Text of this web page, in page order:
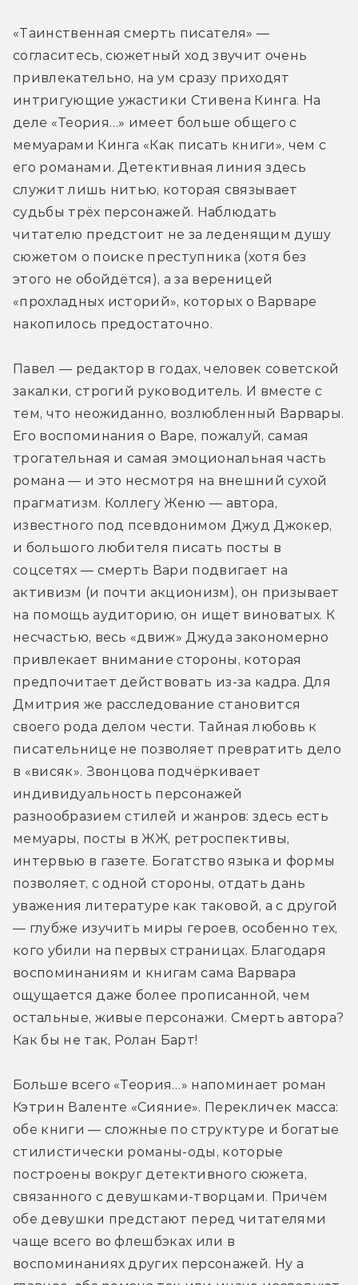
«Таинственная смерть писателя» —
согласитесь, сюжетный ход звучит очень
привлекательно, на ум сразу приходят
интригующие ужастики Стивена Кинга. На
деле «Теория…» имеет больше общего с
мемуарами Кинга «Как писать книги», чем с
его романами. Детективная линия здесь
служит лишь нитью, которая связывает
судьбы трёх персонажей. Наблюдать
читателю предстоит не за леденящим душу
сюжетом о поиске преступника (хотя без
этого не обойдётся), а за вереницей
«прохладных историй», которых о Варваре
накопилось предостаточно.
Павел — редактор в годах, человек советской
закалки, строгий руководитель. И вместе с
тем, что неожиданно, возлюбленный Варвары.
Его воспоминания о Варе, пожалуй, самая
трогательная и самая эмоциональная часть
романа — и это несмотря на внешний сухой
прагматизм. Коллегу Женю — автора,
известного под псевдонимом Джуд Джокер,
и большого любителя писать посты в
соцсетях — смерть Вари подвигает на
активизм (и почти акционизм), он призывает
на помощь аудиторию, он ищет виноватых. К
несчастью, весь «движ» Джуда закономерно
привлекает внимание стороны, которая
предпочитает действовать из-за кадра. Для
Дмитрия же расследование становится
своего рода делом чести. Тайная любовь к
писательнице не позволяет превратить дело
в «висяк». Звонцова подчёркивает
индивидуальность персонажей
разнообразием стилей и жанров: здесь есть
мемуары, посты в ЖЖ, ретроспективы,
интервью в газете. Богатство языка и формы
позволяет, с одной стороны, отдать дань
уважения литературе как таковой, а с другой
— глубже изучить миры героев, особенно тех,
кого убили на первых страницах. Благодаря
воспоминаниям и книгам сама Варвара
ощущается даже более прописанной, чем
остальные, живые персонажи. Смерть автора?
Как бы не так, Ролан Барт!
Больше всего «Теория…» напоминает роман
Кэтрин Валенте «Сияние». Перекличек масса:
обе книги — сложные по структуре и богатые
стилистически романы-оды, которые
построены вокруг детективного сюжета,
связанного с девушками-творцами. Причём
обе девушки предстают перед читателями
чаще всего во флешбэках или в
воспоминаниях других персонажей. Ну а